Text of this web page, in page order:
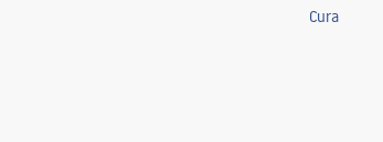
Cura